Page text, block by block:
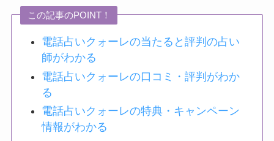
この記事のPOINT！
電話占いクォーレの当たると評判の占い
師がわかる
電話占いクォーレの口コミ・評判がわか
る
電話占いクォーレの特典・キャンペーン
情報がわかる